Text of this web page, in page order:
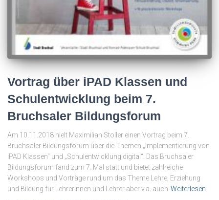
Vortrag über iPAD Klassen und
Schulentwicklung beim 7.
Bruchsaler Bildungsforum
Am 10.11.2018 hielt Maximilian Stoller einen Vortrag beim 7.
Bruchsaler Bildungsforum über die Themen „Implementierung von
iPAD Klassen“ und „Schulentwicklung digital“. Das Bruchsaler
Bildungsforum fand zum 7. Mal statt und bietet zahlreiche
Workshops und Vorträge rund um das Theme Lehre, Erziehung
und Bildung für Lehrerinnen und Lehrer aber v.a. auch Weiterlesen